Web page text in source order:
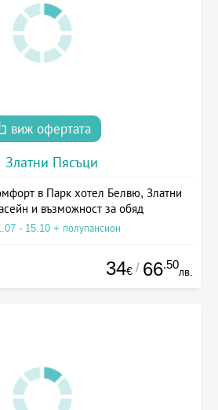
виж офертата
Златни Пясъци
в Парк хотел Белвю, Златни
и възможност за обяд
- 15.10 + полупансион
34€ / 66.50
лв.